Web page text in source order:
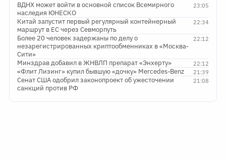
23:05
ВДНХ может войти в основной список Всемирного
наследия ЮНЕСКО
22:34
Китай запустит первый регулярный контейнерный
маршрут в ЕС через Севморпуть
22:12
Более 20 человек задержаны по делу о
незарегистрированных криптообменниках в «Москва-
Сити»
22:12
Минздрав добавил в ЖНВЛП препарат «Энхерту»
21:39
«Флит Лизинг» купил бывшую «дочку» Mercedes-Benz
21:08
Сенат США одобрил законопроект об ужесточении
санкций против РФ